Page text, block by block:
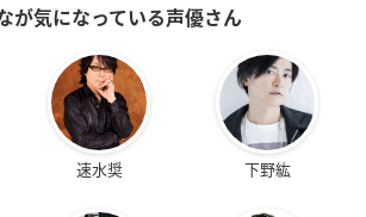
が気になっている声優さん
速水奨 下野紘